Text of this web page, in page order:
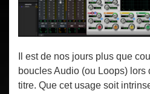
Il est de nos jours plus que
boucles Audio (ou Loops) lors
titre. Que cet usage soit